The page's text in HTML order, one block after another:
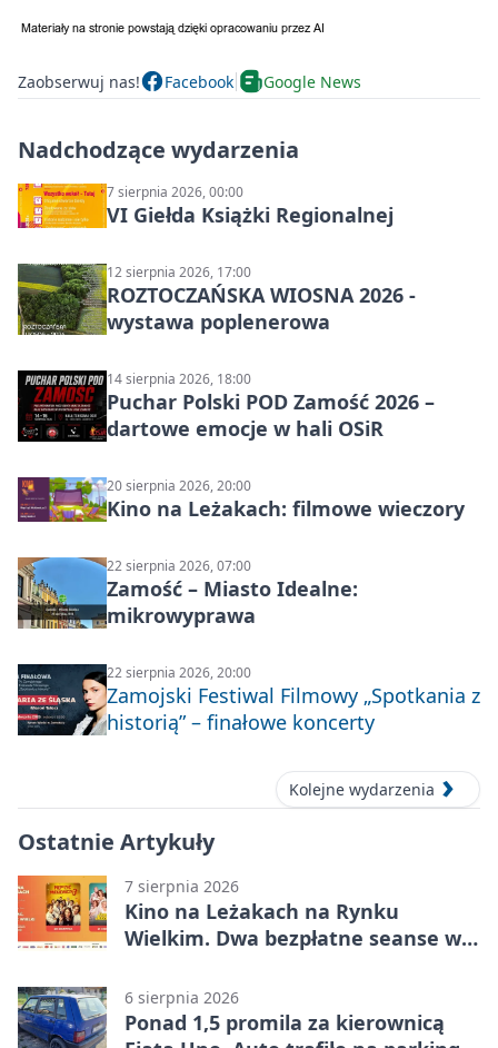
Zaobserwuj nas! Facebook Google News
Nadchodzące wydarzenia
7 sierpnia 2026, 00:00
VI Giełda Książki Regionalnej
12 sierpnia 2026, 17:00
ROZTOCZAŃSKA WIOSNA 2026 -
wystawa poplenerowa
14 sierpnia 2026, 18:00
Puchar Polski POD Zamość 2026 –
dartowe emocje w hali OSiR
20 sierpnia 2026, 20:00
Kino na Leżakach: filmowe wieczory
22 sierpnia 2026, 07:00
Zamość – Miasto Idealne:
mikrowyprawa
22 sierpnia 2026, 20:00
Zamojski Festiwal Filmowy „Spotkania z
historią” – finałowe koncerty
Kolejne wydarzenia
Ostatnie Artykuły
7 sierpnia 2026
Kino na Leżakach na Rynku
Wielkim. Dwa bezpłatne seanse w
6 sierpnia 2026
Ponad 1,5 promila za kierownicą